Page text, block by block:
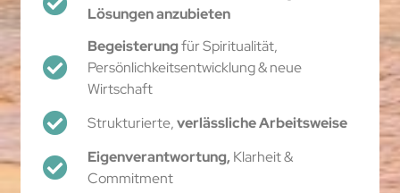
Lösungenanzubieten
Begeisterungfür Spiritualität,
Persönlichkeitsentwicklung & neue
Wirtschaft
Strukturierte,verlässliche Arbeitsweise
Eigenverantwortung,Klarheit &
Commitment